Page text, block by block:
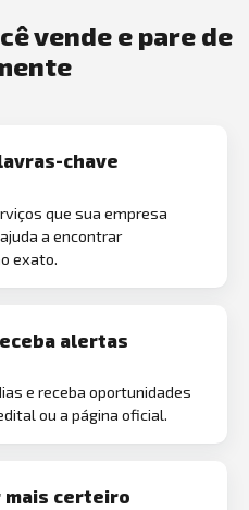
vende e pare de
chave
que sua empresa
a encontrar
exato.
alertas
e receba oportunidades
ou a página oficial.
mais certeiro